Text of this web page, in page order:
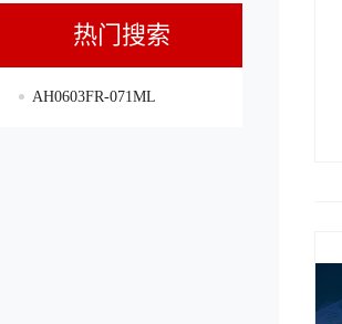
热门搜索
AH0603FR-071ML